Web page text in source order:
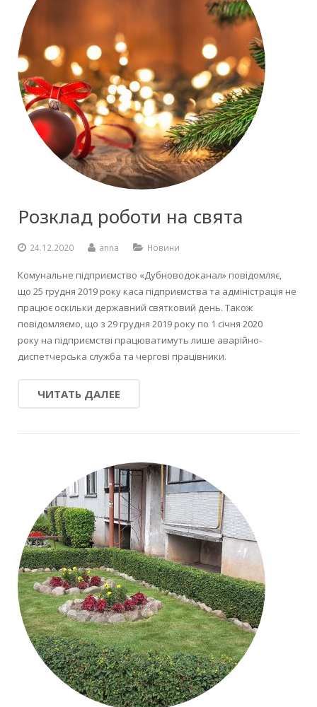
Розклад роботи на свята
24.12.2020 anna Новини
Комунальне підприємство «Дубноводоканал» повідомляє,
що 25 грудня 2019 року каса підприємства та адміністрація не
працює оскільки державний святковий день. Також
повідомляємо, що з 29 грудня 2019 року по 1 січня 2020
року на підприємстві працюватимуть лише аварійно-
диспетчерська служба та чергові працівники.
ЧИТАТЬ ДАЛЕЕ